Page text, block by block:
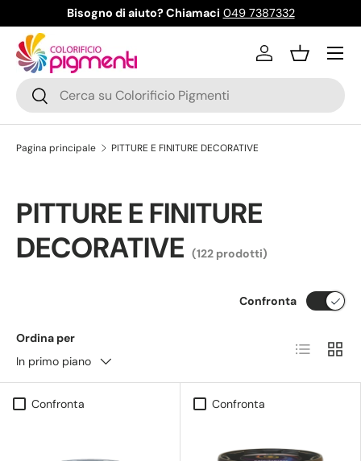
Passa ai contenuti
Bisogno di aiuto? Chiamaci 049 7387332
Cerca
Cerca
AccediCestino
Menu
Pagina principale PITTURE E FINITURE DECORATIVE
PITTURE E FINITURE
DECORATIVE (122 prodotti)
Ordina per
In primo piano
Confronta
Elenco
Confronta Confronta